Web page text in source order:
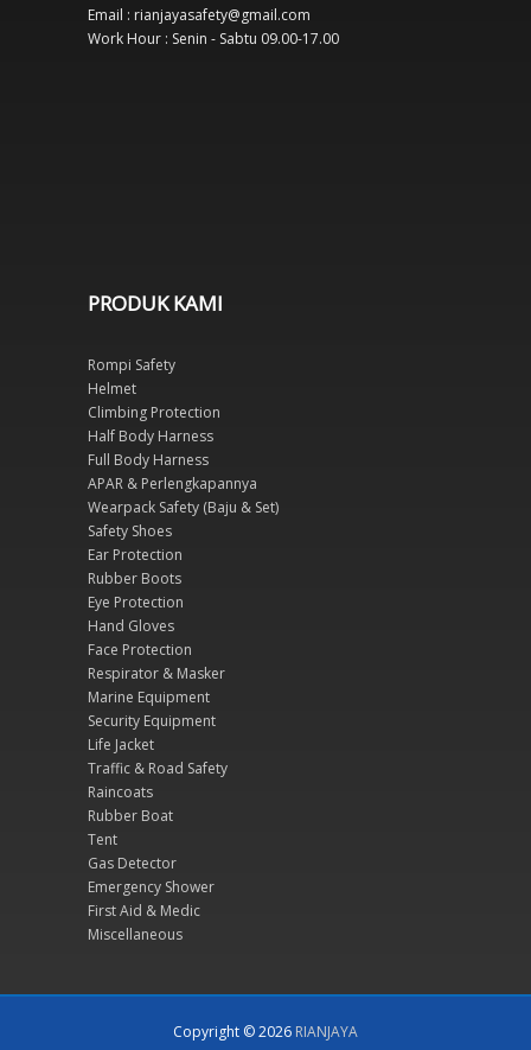
Email : rianjayasafety@gmail.com
Work Hour : Senin - Sabtu 09.00-17.00
PRODUK KAMI
Rompi Safety
Helmet
Climbing Protection
Half Body Harness
Full Body Harness
APAR & Perlengkapannya
Wearpack Safety (Baju & Set)
Safety Shoes
Ear Protection
Rubber Boots
Eye Protection
Hand Gloves
Face Protection
Respirator & Masker
Marine Equipment
Security Equipment
Life Jacket
Traffic & Road Safety
Raincoats
Rubber Boat
Tent
Gas Detector
Emergency Shower
First Aid & Medic
Miscellaneous
Copyright © 2026 RIANJAYA